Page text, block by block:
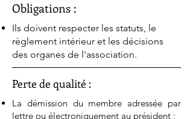
Obligations :
Ils doivent respecter les statuts, le
règlement intérieur et les décisions
des organes de l'association.
Perte de qualité :
La démission du membre adressée par
lettre ou électroniquement au président ;